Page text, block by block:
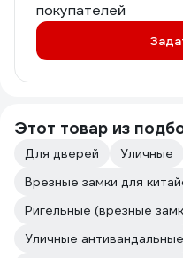
покупателей
Этот товар из
Для дверей Уличные
Врезные замки для
Ригельные (врезные
Уличные антивандальные